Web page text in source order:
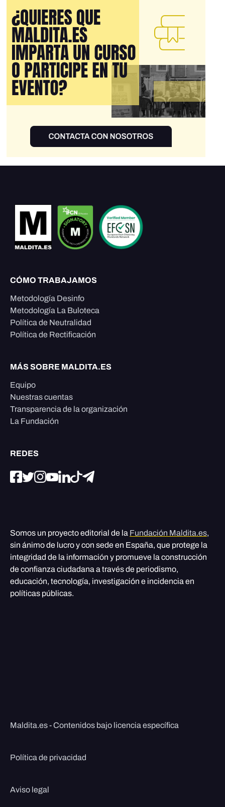
CÓMO TRABAJAMOS
Metodología Desinfo
Metodología La Buloteca
Política de Neutralidad
Política de Rectificación
MÁS SOBRE MALDITA.ES
Equipo
Nuestras cuentas
Transparencia de la organización
La Fundación
REDES
Somos un proyecto editorial de la Fundación Maldita.es,
sin ánimo de lucro y con sede en España, que protege la
integridad de la información y promueve la construcción
de confianza ciudadana a través de periodismo,
educación, tecnología, investigación e incidencia en
políticas públicas.
Maldita.es - Contenidos bajo licencia específica
Política de privacidad
Aviso legal